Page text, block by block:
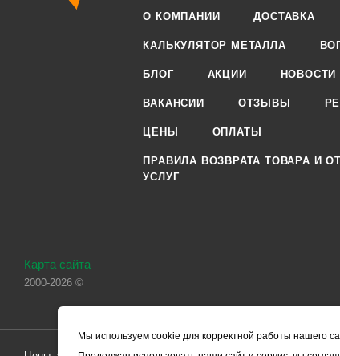
О КОМПАНИИ ДОСТАВКА
КАЛЬКУЛЯТОР МЕТАЛЛА
БЛОГ АКЦИИ НОВОСТИ
ВАКАНСИИ ОТЗЫВЫ
ЦЕНЫ ОПЛАТЫ
ПРАВИЛА ВОЗВРАТА ТОВАРА И
УСЛУГ
Карта сайта
2000-2026 ©
Мы используем cookie для корректной работы нашего